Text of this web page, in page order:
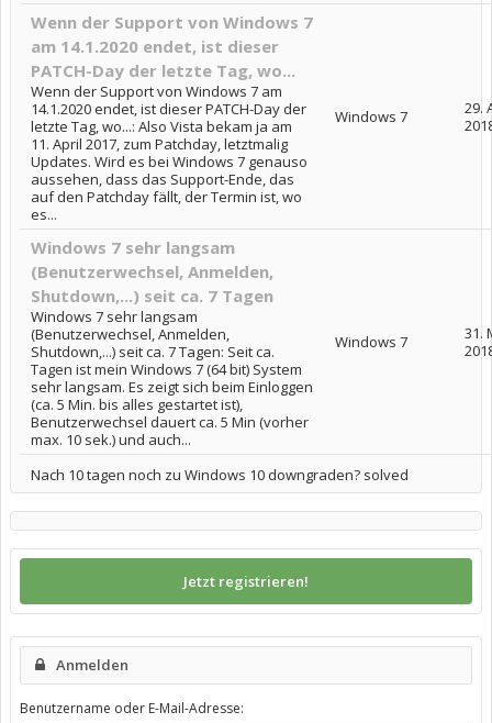
Wenn der Support von Windows 7
am 14.1.2020 endet, ist dieser
PATCH-Day der letzte Tag, wo...
Wenn der Support von Windows 7 am
14.1.2020 endet, ist dieser PATCH-Day der
letzte Tag, wo...: Also Vista bekam ja am
11. April 2017, zum Patchday, letztmalig
Updates. Wird es bei Windows 7 genauso
aussehen, dass das Support-Ende, das
auf den Patchday fällt, der Termin ist, wo
es...
Windows 7
29.
Windows 7 sehr langsam
(Benutzerwechsel, Anmelden,
Shutdown,...) seit ca. 7 Tagen
Windows 7 sehr langsam
(Benutzerwechsel, Anmelden,
Shutdown,...) seit ca. 7 Tagen: Seit ca.
Tagen ist mein Windows 7 (64 bit) System
sehr langsam. Es zeigt sich beim Einloggen
(ca. 5 Min. bis alles gestartet ist),
Benutzerwechsel dauert ca. 5 Min (vorher
max. 10 sek.) und auch...
Windows 7
31.
Nach 10 tagen noch zu Windows 10 downgraden? solved
Jetzt registrieren!
Anmelden
Benutzername oder E-Mail-Adresse: